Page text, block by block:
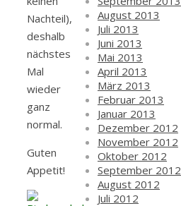
Nachteil),
deshalb
nächstes
Mal
wieder
ganz
normal.
Guten
Appetit!
August 2013
Juli 2013
Juni 2013
Mai 2013
April 2013
März 2013
Februar 2013
Januar 2013
Dezember 2012
November 2012
Oktober 2012
September 2012
August 2012
Juli 2012